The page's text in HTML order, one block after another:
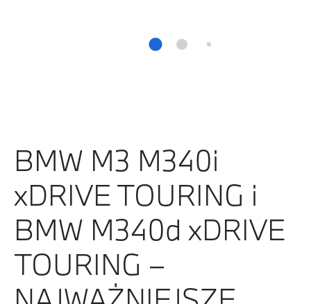
BMW M3 M340i
xDRIVE TOURING i
BMW M340d xDRIVE
TOURING –